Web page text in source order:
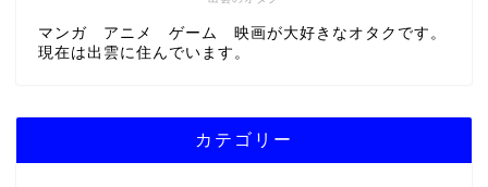
マンガ アニメ ゲーム 映画が大好きなオタクです。
現在は出雲に住んでいます。
カテゴリー